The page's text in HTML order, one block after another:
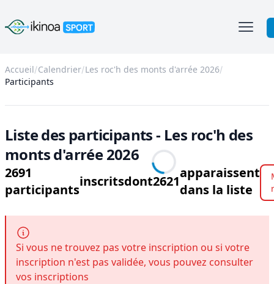
Ikinoa Sport
Accueil Calendrier Les roc'h des monts d'arrée 2026
Participants
Liste des participants - Les roc'h des
monts d'arrée 2026
2691
participants
inscritsdont2621
apparaissent
dans la liste
Si vous ne trouvez pas votre inscription ou si votre
inscription n'est pas validée, vous pouvez consulter
vos inscriptions